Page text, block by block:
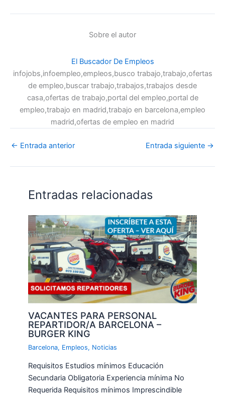
Sobre el autor
El Buscador De Empleos
infojobs,infoempleo,empleos,busco trabajo,trabajo,ofertas
de empleo,buscar trabajo,trabajos,trabajos desde
casa,ofertas de trabajo,portal del empleo,portal de
empleo,trabajo en madrid,trabajo en barcelona,empleo
madrid,ofertas de empleo en madrid
← Entrada anterior Entrada siguiente →
Entradas relacionadas
VACANTES PARA PERSONAL
REPARTIDOR/A BARCELONA –
BURGER KING
Barcelona, Empleos, Noticias
Requisitos Estudios mínimos Educación
Secundaria Obligatoria Experiencia mínima No
Requerida Requisitos mínimos Imprescindible